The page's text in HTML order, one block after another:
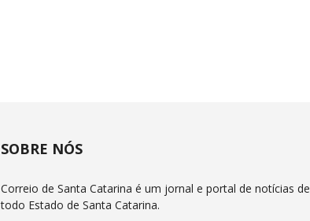
SOBRE NÓS
Correio de Santa Catarina é um jornal e portal de notícias de
todo Estado de Santa Catarina.